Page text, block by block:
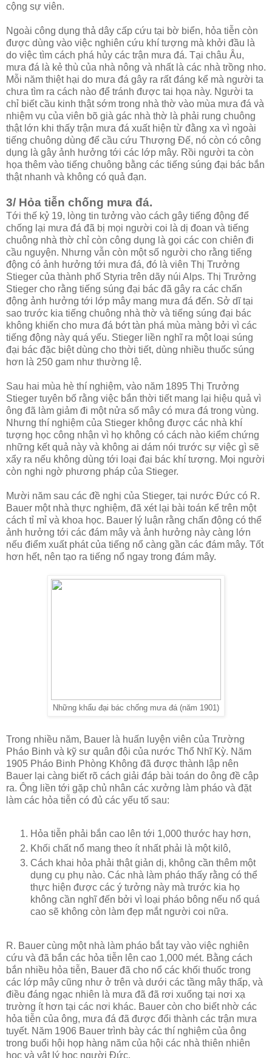
cộng sự viên.
Ngoài công dụng thả dây cấp cứu tại bờ biển, hỏa tiễn còn
được dùng vào việc nghiên cứu khí tượng mà khởi đầu là
do việc tìm cách phá hủy các trận mưa đá. Tại châu Âu,
mưa đá là kẻ thù của nhà nông và nhất là các nhà trồng nho.
Mỗi năm thiệt hại do mưa đá gây ra rất đáng kể mà người ta
chưa tìm ra cách nào để tránh được tai họa này. Người ta
chỉ biết cầu kinh thật sớm trong nhà thờ vào mùa mưa đá và
nhiệm vụ của viên bõ già gác nhà thờ là phải rung chuông
thật lớn khi thấy trận mưa đá xuất hiện từ đằng xa vì ngoài
tiếng chuông dùng để cầu cứu Thượng Đế, nó còn có công
dụng là gây ảnh hưởng tới các lớp mây. Rồi người ta còn
họa thêm vào tiếng chuông bằng các tiếng súng đại bác bắn
thật nhanh và không có quả đạn.
3/ Hỏa tiễn chống mưa đá.
Tới thế kỷ 19, lòng tin tưởng vào cách gây tiếng động để
chống lại mưa đá đã bị mọi người coi là dị đoan và tiếng
chuông nhà thờ chỉ còn công dụng là gọi các con chiên đi
cầu nguyện. Nhưng vẫn còn một số người cho rằng tiếng
động có ảnh hưởng tới mưa đá, đó là viên Thị Trưởng
Stieger của thành phố Styria trên dãy núi Alps. Thị Trưởng
Stieger cho rằng tiếng súng đại bác đã gây ra các chấn
động ảnh hưởng tới lớp mây mang mưa đá đến. Sở dĩ tại
sao trước kia tiếng chuông nhà thờ và tiếng súng đại bác
không khiến cho mưa đá bớt tàn phá mùa màng bởi vì các
tiếng động này quá yếu. Stieger liền nghĩ ra một loại súng
đại bác đặc biệt dùng cho thời tiết, dùng nhiều thuốc súng
hơn là 250 gam như thường lệ.
Sau hai mùa hè thí nghiệm, vào năm 1895 Thị Trưởng
Stieger tuyên bố rằng việc bắn thời tiết mang lại hiệu quả vì
ông đã làm giảm đi một nửa số mây có mưa đá trong vùng.
Nhưng thí nghiệm của Stieger không được các nhà khí
tượng học công nhận vì họ không có cách nào kiểm chứng
những kết quả này và không ai dám nói trước sự việc gì sẽ
xẩy ra nếu không dùng tới loại đại bác khí tượng. Mọi người
còn nghi ngờ phương pháp của Stieger.
Mười năm sau các đề nghị của Stieger, tại nước Đức có R.
Bauer một nhà thực nghiệm, đã xét lại bài toán kể trên một
cách tỉ mỉ và khoa học. Bauer lý luận rằng chấn động có thể
ảnh hưởng tới các đám mây và ảnh hưởng này càng lớn
nếu điểm xuất phát của tiếng nổ càng gần các đám mây. Tốt
hơn hết, nên tạo ra tiếng nổ ngay trong đám mây.
Những khẩu đại bác chống mưa đá (năm 1901)
Trong nhiều năm, Bauer là huấn luyện viên của Trường
Pháo Binh và kỹ sư quân đội của nước Thổ Nhĩ Kỳ. Năm
1905 Pháo Binh Phòng Không đã được thành lập nên
Bauer lại càng biết rõ cách giải đáp bài toán do ông đề cập
ra. Ông liền tới gặp chủ nhân các xưởng làm pháo và đặt
làm các hỏa tiễn có đủ các yếu tố sau:
Hỏa tiễn phải bắn cao lên tới 1,000 thước hay hơn,
Khối chất nổ mang theo ít nhất phải là một kilô,
Cách khai hỏa phải thật giản dị, không cần thêm một
dụng cụ phụ nào. Các nhà làm pháo thấy rằng có thể
thực hiện được các ý tưởng này mà trước kia họ
không cần nghĩ đến bởi vì loại pháo bông nếu nổ quá
cao sẽ không còn làm đẹp mắt người coi nữa.
R. Bauer cùng một nhà làm pháo bắt tay vào việc nghiên
cứu và đã bắn các hỏa tiễn lên cao 1,000 mét. Bằng cách
bắn nhiều hỏa tiễn, Bauer đã cho nổ các khối thuốc trong
các lớp mây cũng như ở trên và dưới các tầng mây thấp, và
điều đáng ngạc nhiên là mưa đã đã rơi xuống tại nơi xạ
trường ít hơn tại các nơi khác. Bauer còn cho biết nhờ các
hỏa tiễn của ông, mưa đá đã được đổi thành các trận mưa
tuyết. Năm 1906 Bauer trình bày các thí nghiệm của ông
trong buổi hội họp hàng năm của hội các nhà thiên nhiên
học và vật lý học người Đức.